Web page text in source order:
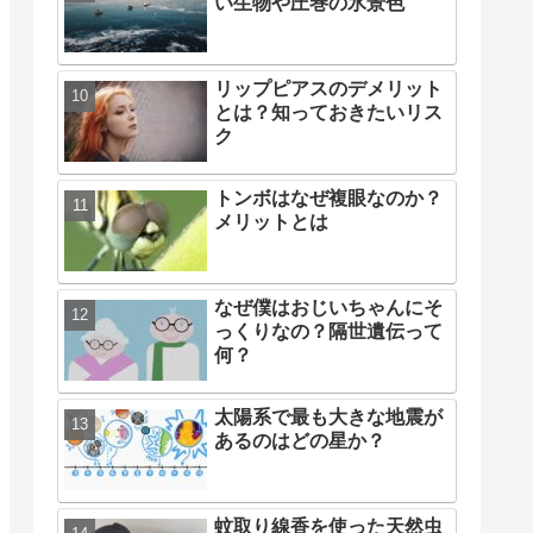
リップピアスのデメリット
とは？知っておきたいリス
ク
トンボはなぜ複眼なのか？
メリットとは
なぜ僕はおじいちゃんにそ
っくりなの？隔世遺伝って
何？
太陽系で最も大きな地震が
あるのはどの星か？
蚊取り線香を使った天然虫